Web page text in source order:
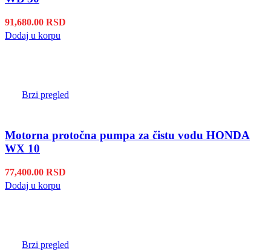
91,680.00 RSD
Dodaj u korpu
Brzi pregled
Motorna protočna pumpa za čistu vodu HONDA
WX 10
77,400.00 RSD
Dodaj u korpu
Brzi pregled